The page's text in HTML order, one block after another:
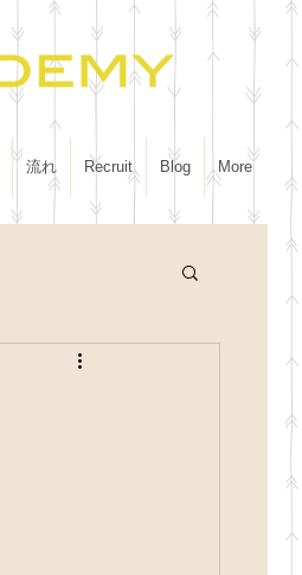
流れ Recruit Blog More